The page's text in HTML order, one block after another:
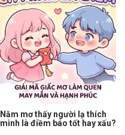
Nằm mơ thấy người lạ thích
mình là điềm báo tốt hay xấu?